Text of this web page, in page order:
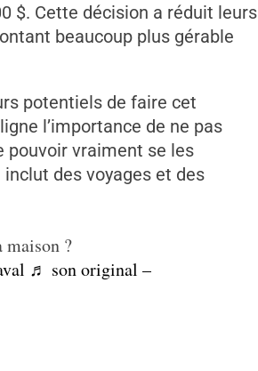
$. Cette décision a réduit leurs
beaucoup plus gérable
potentiels de faire cet
l’importance de ne pas
pouvoir vraiment se les
des voyages et des
maison ?
♬ son original –